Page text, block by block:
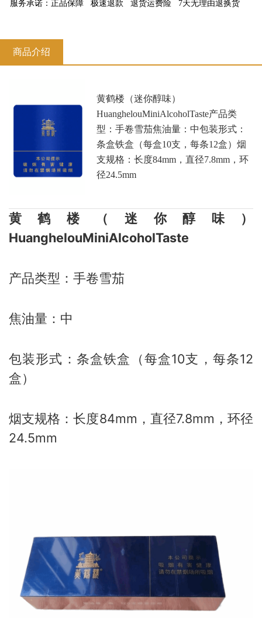
服务承诺： 正品保障 极速退款 退货运费险 7天无理由退换货
商品介绍
黄鹤楼（迷你醇味）
HuanghelouMiniAlcoholTaste产品类
型：手卷雪茄焦油量：中包装形式：
条盒铁盒（每盒10支，每条12盒）烟
支规格：长度84mm，直径7.8mm，环
径24.5mm
黄鹤楼（迷你醇味）
HuanghelouMiniAlcoholTaste
产品类型：手卷雪茄
焦油量：中
包装形式：条盒铁盒（每盒10支，每条12
盒）
烟支规格：长度84mm，直径7.8mm，环径
24.5mm